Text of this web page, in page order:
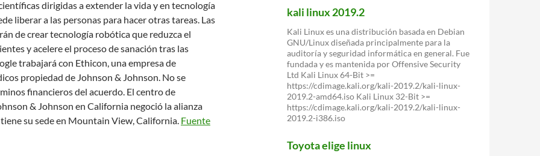
dirigidas a extender la vida y en tecnología
liberar a las personas para hacer otras tareas. Las
de crear tecnología robótica que reduzca el
y acelere el proceso de sanación tras las
trabajará con Ethicon, una empresa de
propiedad de Johnson & Johnson. No se
financieros del acuerdo. El centro de
& Johnson en California negoció la alianza
su sede en Mountain View, California. Fuente
programación
de
Apple
que
llega
a
Linux
kali linux 2019.2
Kali Linux es una distribución basada en Debian
GNU/Linux diseñada principalmente para la
auditoría y seguridad informática en general. Fue
fundada y es mantenida por Offensive Security
Ltd Kali Linux 64-Bit >=
https://cdimage.kali.org/kali-2019.2/kali-linux-
2019.2-amd64.iso Kali Linux 32-Bit >=
https://cdimage.kali.org/kali-2019.2/kali-linux-
2019.2-i386.iso
Toyota elige linux